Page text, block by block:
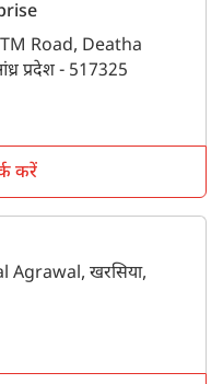
Road, Deatha
प्रदेश - 517325
करें
Agrawal, खरसिया,